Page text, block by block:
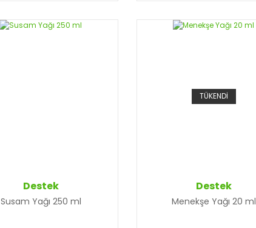
Destek
Susam Yağı 250 ml
TÜKENDİ
Destek
Menekşe Yağı 20 ml